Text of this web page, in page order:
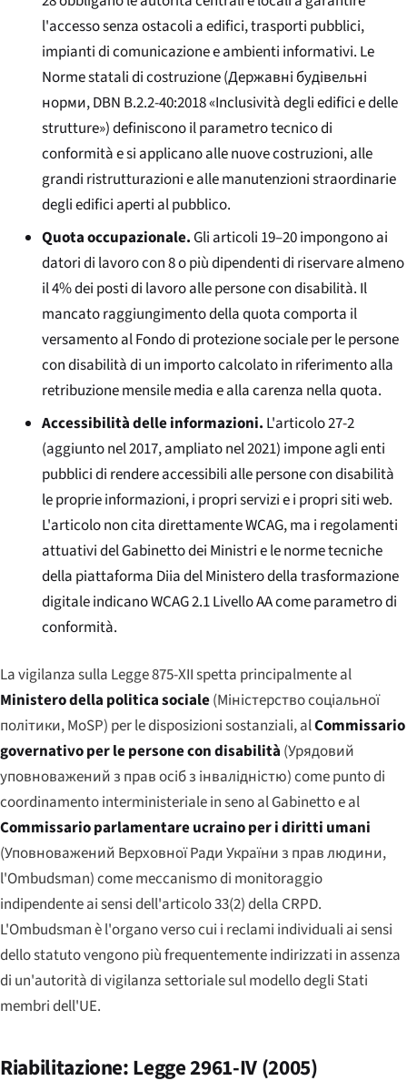
l'accesso senza ostacoli a edifici, trasporti pubblici,
impianti di comunicazione e ambienti informativi. Le
Norme statali di costruzione (Державні будівельні
норми, DBN B.2.2-40:2018 «Inclusività degli edifici e delle
strutture») definiscono il parametro tecnico di
conformità e si applicano alle nuove costruzioni, alle
grandi ristrutturazioni e alle manutenzioni straordinarie
degli edifici aperti al pubblico.
Quota occupazionale.Gli articoli 19–20 impongono ai
datori di lavoro con 8 o più dipendenti di riservare almeno
il 4% dei posti di lavoro alle persone con disabilità. Il
mancato raggiungimento della quota comporta il
versamento al Fondo di protezione sociale per le persone
con disabilità di un importo calcolato in riferimento alla
retribuzione mensile media e alla carenza nella quota.
Accessibilità delle informazioni. L'articolo 27-2
(aggiunto nel 2017, ampliato nel 2021) impone agli enti
pubblici di rendere accessibili alle persone con disabilità
le proprie informazioni, i propri servizi e i propri siti web.
L'articolo non cita direttamente WCAG, ma i regolamenti
attuativi del Gabinetto dei Ministri e le norme tecniche
della piattaforma Diia del Ministero della trasformazione
digitale indicano WCAG 2.1 Livello AA come parametro di
conformità.
La vigilanza sulla Legge 875-XII spetta principalmente al
Ministero della politica sociale(Міністерство соціальної
політики, MoSP) per le disposizioni sostanziali, alCommissario
governativo per le persone con disabilità (Урядовий
уповноважений з прав осіб з інвалідністю) come punto di
coordinamento interministeriale in seno al Gabinetto e al
Commissario parlamentare ucraino per i diritti umani
(Уповноважений Верховної Ради України з прав людини,
l'Ombudsman) come meccanismo di monitoraggio
indipendente ai sensi dell'articolo 33(2) della CRPD.
L'Ombudsman è l'organo verso cui i reclami individuali ai sensi
dello statuto vengono più frequentemente indirizzati in assenza
di un'autorità di vigilanza settoriale sul modello degli Stati
membri dell'UE.
Riabilitazione: Legge 2961-IV (2005)